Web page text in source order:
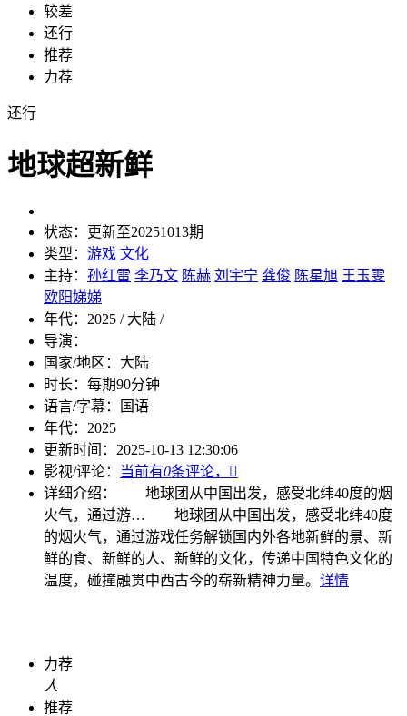
较差
还行
推荐
力荐
还行
地球超新鲜
状态：
更新至20251013期
类型： 游戏 文化
主持： 孙红雷 李乃文 陈赫 刘宇宁 龚俊 陈星旭 王玉雯
欧阳娣娣
年代： 2025 / 大陆 /
导演：
国家/地区： 大陆
时长： 每期90分钟
语言/字幕：
国语
年代： 2025
更新时间： 2025-10-13 12:30:06
影视/评论：
当前有0条评论，

详细介绍：
地球团从中国出发，感受北纬40度的烟
火气，通过游… 地球团从中国出发，感受北纬40度
的烟火气，通过游戏任务解锁国内外各地新鲜的景、新
鲜的食、新鲜的人、新鲜的文化，传递中国特色文化的
温度，碰撞融贯中西古今的崭新精神力量。 详情
力荐
人
推荐